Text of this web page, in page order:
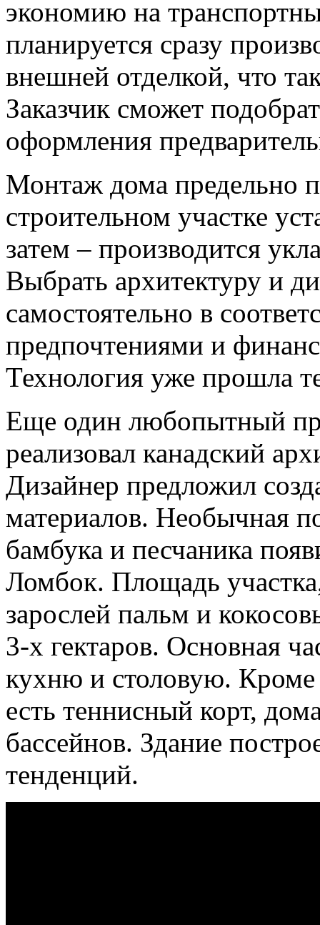
экономию на
планируется сразу
внешней отделкой, что
Заказчик сможет
оформления
Монтаж дома предельно
строительном участке
затем – производится
Выбрать архитектуру и
самостоятельно в
предпочтениями и
Технология уже прошла
Еще один любопытный
реализовал канадский
Дизайнер предложил
материалов. Необычная
бамбука и песчаника
Ломбок. Площадь
зарослей пальм и
3-х гектаров. Основная
кухню и столовую. Кроме
есть теннисный корт,
бассейнов. Здание
тенденций.